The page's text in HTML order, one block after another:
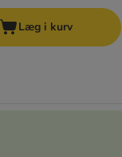
Læg i kurv